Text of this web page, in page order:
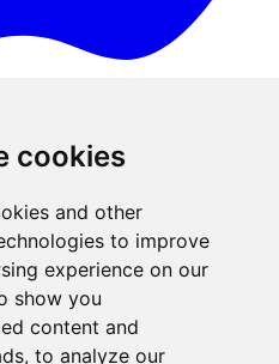
cookies
and other
to improve
experience on our
show you
content and
to analyze our